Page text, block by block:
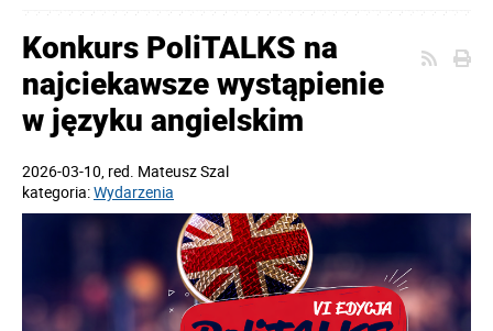
Konkurs PoliTALKS na
najciekawsze wystąpienie
w języku angielskim
2026-03-10, red. Mateusz Szal
kategoria:Wydarzenia